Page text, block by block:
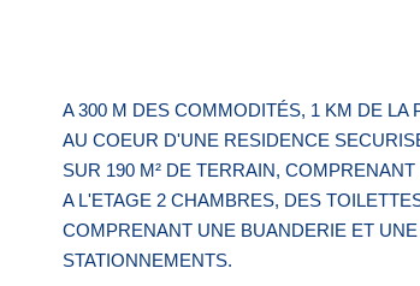
A 300 M DES COMMODITÉS, 1 KM DE
AU COEUR D'UNE RESIDENCE
SUR 190 M² DE TERRAIN,
A L'ETAGE 2 CHAMBRES, DES
COMPRENANT UNE BUANDERIE ET
STATIONNEMENTS.